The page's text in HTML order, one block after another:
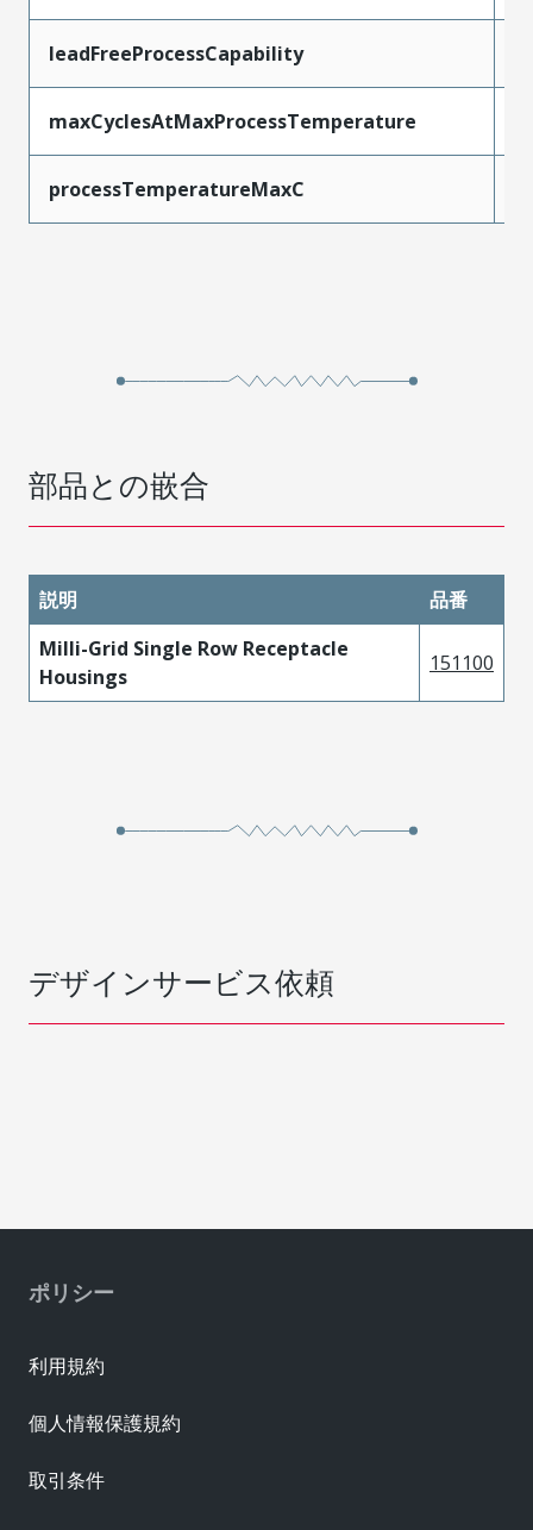
leadFreeProcessCapability
maxCyclesAtMaxProcessTemperature
processTemperatureMaxC
部品との嵌合
説明
品番
Milli-Grid Single Row Receptacle
Housings
151100
デザインサービス依頼
ポリシー
利用規約
個人情報保護規約
取引条件